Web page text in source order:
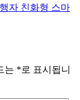
자 친화형 스마
는 *로 표시됩니